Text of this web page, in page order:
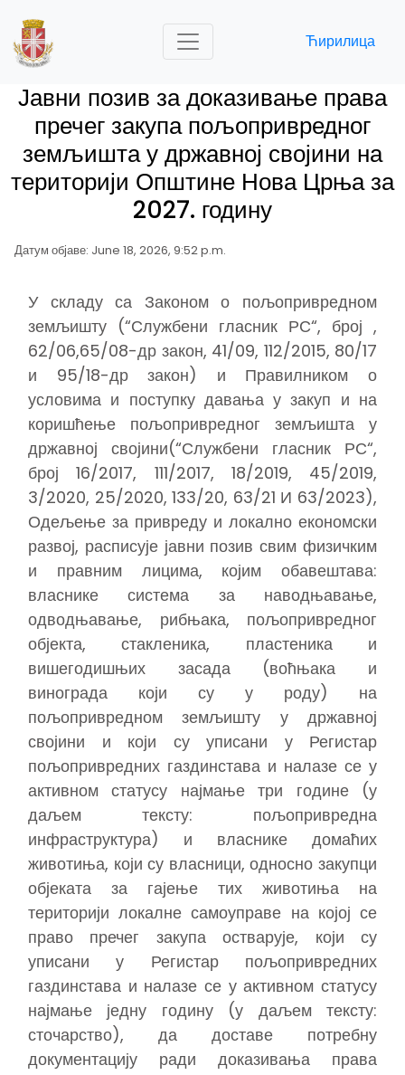
Ћирилица
Јавни позив за доказивање права
пречег закупа пољопривредног
земљишта у државној својини на
територији Општине Нова Црња за
2027. годину
Датум објаве: June 18, 2026, 9:52 p.m.
У складу са Законом о пољопривредном
земљишту (“Службени гласник РС“, број ,
62/06,65/08-др закон, 41/09, 112/2015, 80/17
и 95/18-др закон) и Правилником о
условима и поступку давања у закуп и на
коришћење пољопривредног земљишта у
државној својини(“Службени гласник РС“,
број 16/2017, 111/2017, 18/2019, 45/2019,
3/2020, 25/2020, 133/20, 63/21 И 63/2023),
Одељење за привреду и локално економски
развој, расписује јавни позив свим физичким
и правним лицима, којим обавештава:
власнике система за наводњавање,
одводњавање, рибњака, пољопривредног
објекта, стакленика, пластеника и
вишегодишњих засада (воћњака и
винограда који су у роду) на
пољопривредном земљишту у државној
својини и који су уписани у Регистар
пољопривредних газдинстава и налазе се у
активном статусу најмање три године (у
даљем тексту: пољопривредна
инфраструктура) и власнике домаћих
животиња, који су власници, односно закупци
објеката за гајење тих животиња на
територији локалне самоуправе на којој се
право пречег закупа остварује, који су
уписани у Регистар пољопривредних
газдинстава и налазе се у активном статусу
најмање једну годину (у даљем тексту:
сточарство), да доставе потребну
документацију ради доказивања права